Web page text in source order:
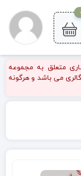
متعلق به مجموعه
می باشد و هرگونه